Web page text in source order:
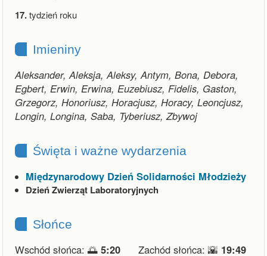
17.tydzień roku
Imieniny
Aleksander, Aleksja, Aleksy, Antym, Bona, Debora,
Egbert, Erwin, Erwina, Euzebiusz, Fidelis, Gaston,
Grzegorz, Honoriusz, Horacjusz, Horacy, Leoncjusz,
Longin, Longina, Saba, Tyberiusz, Zbywoj
Święta i ważne wydarzenia
Międzynarodowy Dzień Solidarności Młodzieży
Dzień Zwierząt Laboratoryjnych
Słońce
Wschód słońca: 🌅 5:20 Zachód słońca: 🌇 19:49